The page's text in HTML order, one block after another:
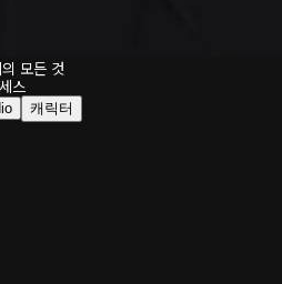
모든 것
스
캐릭터